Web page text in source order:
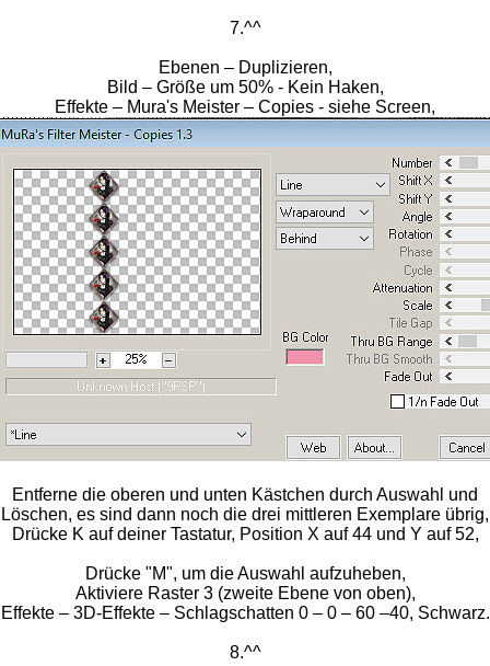
7.^^
Ebenen – Duplizieren,
Bild – Größe um 50% - Kein Haken,
Effekte – Mura's Meister – Copies - siehe Screen,
Entferne die oberen und unten Kästchen durch Auswahl und
Löschen, es sind dann noch die drei mittleren Exemplare übrig,
Drücke K auf deiner Tastatur, Position X auf 44 und Y auf 52,
Drücke "M", um die Auswahl aufzuheben,
Aktiviere Raster 3 (zweite Ebene von oben),
Effekte – 3D-Effekte – Schlagschatten 0 – 0 – 60 –40, Schwarz.
8.^^